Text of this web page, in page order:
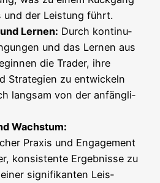
und der Leis­tung führt.
Ler­nen: Durch kon­ti­nu­
und das Ler­nen aus
die Trader, ihre
Stra­te­gien zu ent­wi­ckeln
lang­sam von der anfäng­li­
Wachs­tum:
Pra­xis und Enga­ge­ment
kon­sis­ten­te Ergeb­nis­se zu
signi­fi­kan­ten Leis­